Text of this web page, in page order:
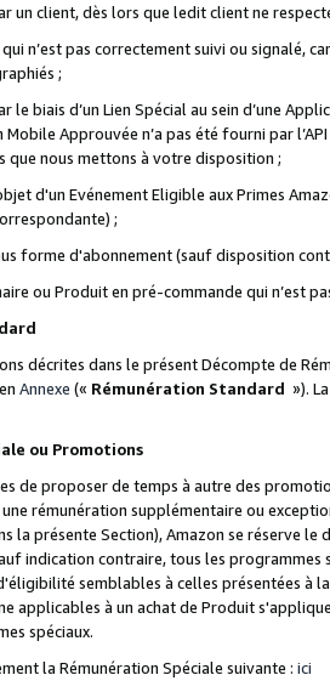
un client, dès lors que ledit client ne
n’est pas correctement suivi ou signalé,
;
le biais d’un Lien Spécial au sein d’une
Approuvée n’a pas été fourni par
que nous mettons à votre disposition ;
d'un Evénement Eligible aux Primes
;
forme d'abonnement (sauf disposition
ou Produit en pré-commande qui n’est
décrites dans le présent Décompte de
Annexe (« Rémunération Standard »).
ou Promotions
de proposer de temps à autre des
rémunération supplémentaire ou
la présente Section), Amazon se réserve
indication contraire, tous les
semblables à celles présentées à
applicables à un achat de Produit
spéciaux.
la Rémunération Spéciale suivante : ici